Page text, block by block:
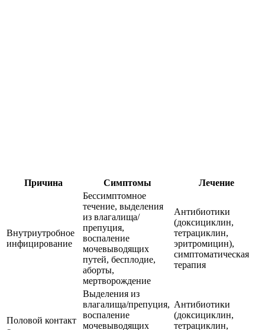
Причина Симптомы Лечение
Внутриутробное
инфицирование
Бессимптомное
течение, выделения
из влагалища/
препуция,
воспаление
мочевыводящих
путей, бесплодие,
аборты,
мертворождение
Антибиотики
(доксициклин,
тетрациклин,
эритромицин),
симптоматическая
терапия
Половой контакт
Выделения из
влагалища/препуция,
воспаление
мочевыводящих
Антибиотики
(доксициклин,
тетрациклин,